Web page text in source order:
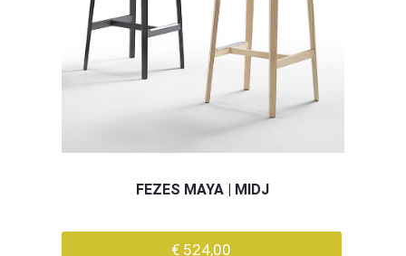
FEZES MAYA | MIDJ
€ 524,00